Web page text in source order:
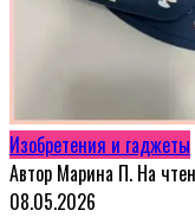
Изобретения и гаджеты
Автор Марина П. На
08.05.2026